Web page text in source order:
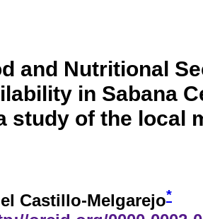
and Nutritional
in Sabana
study of the local
Castillo-Melgarejo*